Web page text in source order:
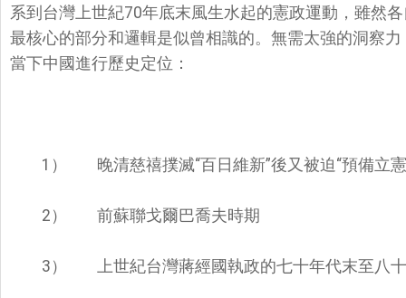
系到台灣上世紀70年底末風生水起的憲政運動，雖然
最核心的部分和邏輯是似曾相識的。無需太強的洞察
當下中國進行歷史定位：
1） 晚清慈禧撲滅“百日維新”後又被迫“預備立
2） 前蘇聯戈爾巴喬夫時期
3） 上世紀台灣蔣經國執政的七十年代末至八